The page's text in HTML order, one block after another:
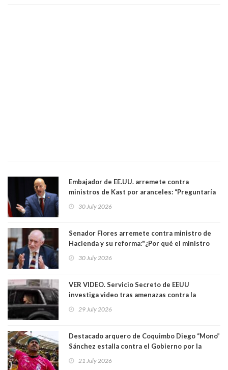
Embajador de EE.UU. arremete contra
ministros de Kast por aranceles: “Preguntaría
Yo diría que no”
30 July 2026
Senador Flores arremete contra ministro de
Hacienda y su reforma:"¿Por qué el ministro
más ricos, pasándole la aplanadora a los
30 July 2026
VER VIDEO. Servicio Secreto de EEUU
investiga video tras amenazas contra la
29 July 2026
Destacado arquero de Coquimbo Diego “Mono”
Sánchez estalla contra el Gobierno por la
contra ministro Poduje a quién trató de
21 July 2026